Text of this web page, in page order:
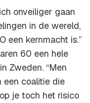
onveiliger gaan
in de wereld,
een kernmacht is.”
60 een hele
Zweden. “Men
coalitie die
je toch het risico